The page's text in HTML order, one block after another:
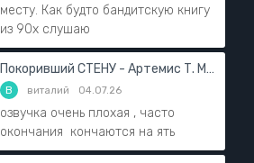
месту. Как будто бандитскую книгу
из 90х слушаю
Покоривший СТЕНУ - Артемис Т. Мантикор
В виталий 04.07.26
озвучка очень плохая , часто
окончания кончаются на ять